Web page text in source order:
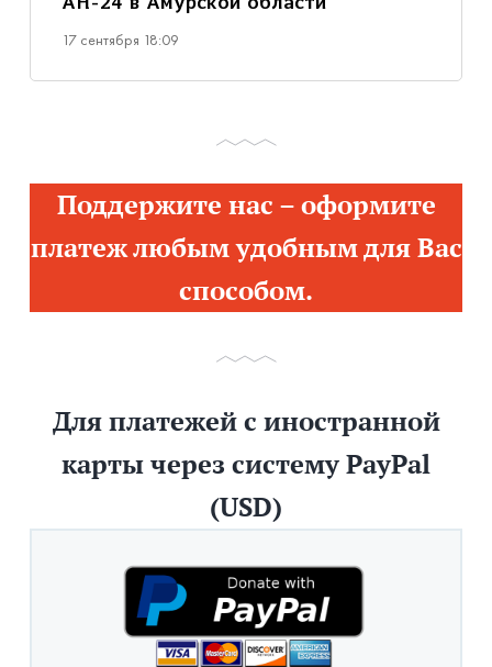
АН-24 в Амурской области
17 сентября 18:09
Поддержите нас – оформите
платеж любым удобным для Вас
способом.
Для платежей с иностранной
карты через систему PayPal
(USD)